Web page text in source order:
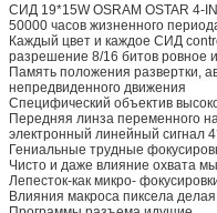
СИД 19*15W OSRAM OSTAR 4-
50000 часов жизненного
Каждый цвет и каждое СИД
разрешение 8/16 битов ровное
Память положения развертки,
непредвиденного движения
Специфический объектив
Передняя линза переменного
электронный линейный сигнал
Гениальные трудные
Чисто и даже влияние охвата
Лепесток-как микро-
Влияния макроса пиксела